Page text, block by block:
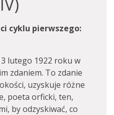
cyklu pierwszego:
lutego 1922 roku w
zdaniem. To zdanie
uzyskuje różne
poeta orficki, ten,
by odzyskiwać, co